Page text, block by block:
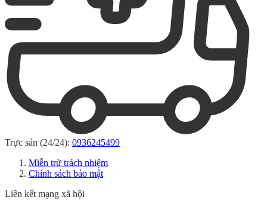
Trực sản (24/24): 0936245499
Miễn trừ trách nhiệm
Chính sách bảo mật
Liên kết mạng xã hội